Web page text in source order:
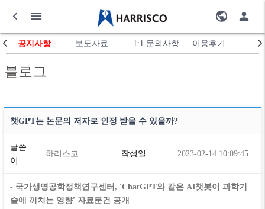
공지사항 보도자료 1:1 문의사항 이용후기
블로그
챗GPT는 논문의 저자로 인정 받을 수 있을까?
글쓴
이
하리스코 작성일 2023-02-14 10:09:45
- 국가생명공학정책연구센터, 'ChatGPT와 같은 AI챗봇이 과학기
술에 끼치는 영향' 자료문건 공개